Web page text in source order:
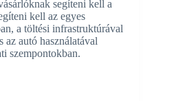
segíteni kell a
kell az egyes
a töltési infrastruktúrával
az autó használatával
szempontokban.